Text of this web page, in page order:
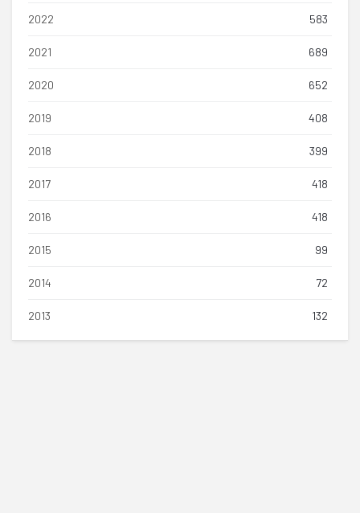
2022 583
2021 689
2020 652
2019 408
2018 399
2017 418
2016 418
2015 99
2014 72
2013 132